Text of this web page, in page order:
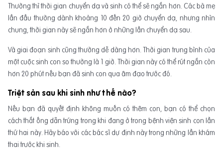
Thường thì thời gian chuyển dạ và sinh có thể sẽ ngắn hơn. Các bà mẹ
lần đầu thường dành khoảng 10 đến 20 giờ chuyển dạ, nhưng nhìn
chung, thời gian này sẽ ngắn hơn ở những lần chuyển dạ sau.
Và giai đoạn sinh cũng thường dễ dàng hơn. Thời gian trung bình của
một cuộc sinh con so thường là 1 giờ. Thời gian này có thể rút ngắn còn
hơn 20 phút nếu bạn đã sinh con qua âm đạo trước đó.
Triệt sản sau khi sinh như thế nào?
Nếu bạn đã quyết định không muốn có thêm con, bạn có thể chọn
cách thắt ống dẫn trứng trong khi đang ở trong bệnh viện sinh con lần
thứ hai này. Hãy báo với các bác sĩ dự định này trong những lần khám
thai trước khi sinh.